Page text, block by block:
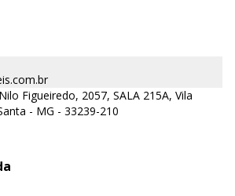
Figueiredo, 2057, SALA 215A, Vila
- MG - 33239-210